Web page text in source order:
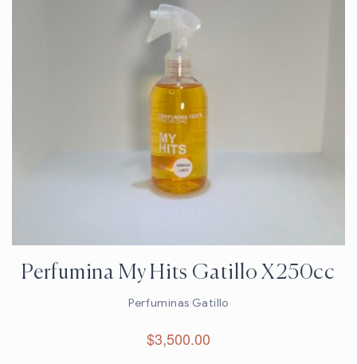
Perfumina My Hits Gatillo X250cc
Perfuminas Gatillo
$3,500.00